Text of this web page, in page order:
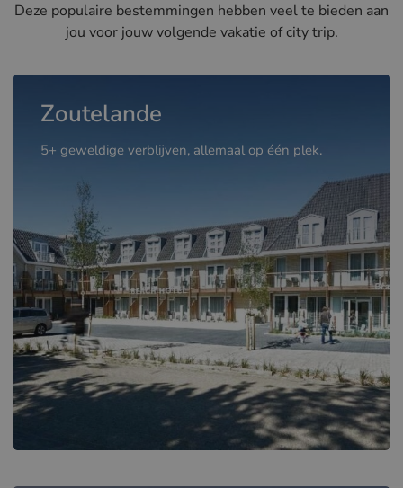
Deze populaire bestemmingen hebben veel te bieden aan
jou voor jouw volgende vakatie of city trip.
Zoutelande
5+ geweldige verblijven, allemaal op één plek.